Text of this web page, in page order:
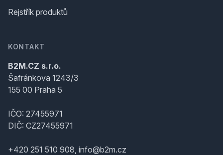
Rejstřík produktů
KONTAKT
B2M.CZ s.r.o.
Šafránkova 1243/3
155 00 Praha 5
IČO: 27455971
DIČ: CZ27455971
+420 251 510 908, info@b2m.cz